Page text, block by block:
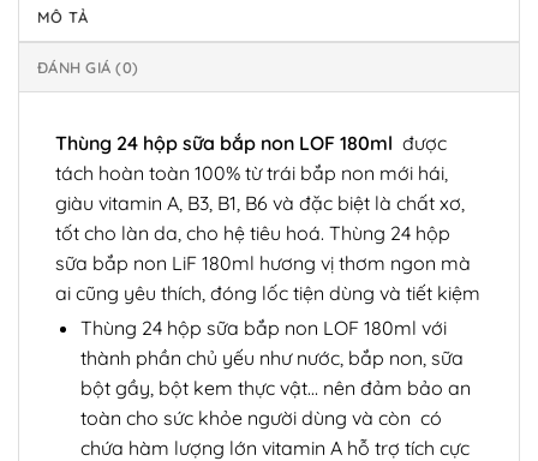
MÔ TẢ
ĐÁNH GIÁ (0)
Thùng 24 hộp sữa bắp non LOF 180ml được
tách hoàn toàn 100% từ trái bắp non mới hái,
giàu vitamin A, B3, B1, B6 và đặc biệt là chất xơ,
tốt cho làn da, cho hệ tiêu hoá. Thùng 24 hộp
sữa bắp non LiF 180ml hương vị thơm ngon mà
ai cũng yêu thích, đóng lốc tiện dùng và tiết kiệm
Thùng 24 hộp sữa bắp non LOF 180ml với
thành phần chủ yếu như nước, bắp non, sữa
bột gầy, bột kem thực vật… nên đảm bảo an
toàn cho sức khỏe người dùng và còn có
chứa hàm lượng lớn vitamin A hỗ trợ tích cực